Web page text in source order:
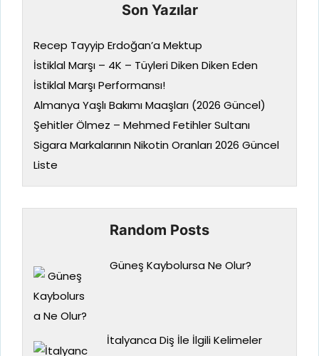
Son Yazılar
Recep Tayyip Erdoğan’a Mektup
İstiklal Marşı – 4K – Tüyleri Diken Diken Eden
İstiklal Marşı Performansı!
Almanya Yaşlı Bakımı Maaşları (2026 Güncel)
Şehitler Ölmez – Mehmed Fetihler Sultanı
Sigara Markalarının Nikotin Oranları 2026 Güncel
Liste
Random Posts
Güneş Kaybolursa Ne Olur?
İtalyanca Diş İle İlgili Kelimeler